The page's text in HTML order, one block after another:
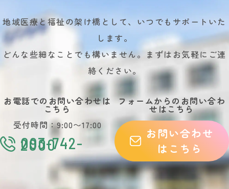
地域医療と福祉の架け橋として、いつでもサポートいた
します。
どんな些細なことでも構いません。まずはお気軽にご連
絡ください。
お電話でのお問い合わせは
こちら
受付時間：9:00〜17:00
093-742-
2000
フォームからのお問い合わ
せはこちら
お問い合わせ
はこちら